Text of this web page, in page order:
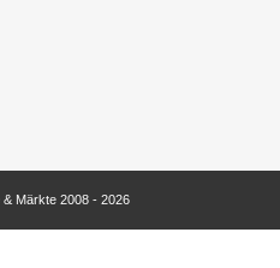
Märkte 2008 - 2026